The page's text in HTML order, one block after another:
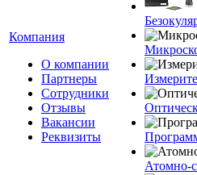
Компания
О компании
Партнеры
Сотрудники
Отзывы
Вакансии
Реквизиты
Атомно-